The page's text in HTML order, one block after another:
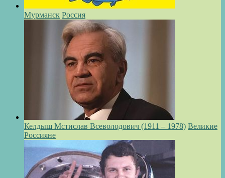
Мурманск Россия
Келдыш Мстислав Всеволодович (1911 – 1978) Великие
Россияне